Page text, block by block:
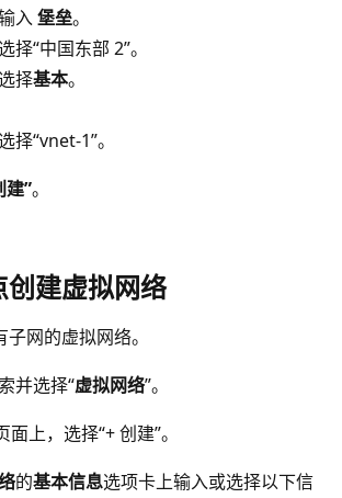
入堡垒。
择“中国东部 2”。
择基本。
择“vnet-1”。
建”。
建虚拟网络
网的虚拟网络。
并选择“虚拟网络”。
面上，选择“+ 创建”。
的基本信息选项卡上输入或选择以下信